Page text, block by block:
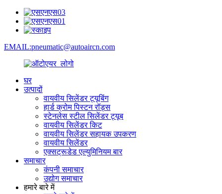
EMAIL:pneumatic@autoaircn.com
घर
उत्पादों
वायवीय सिलेंडर ट्यूबिंग
हार्ड क्रोम पिस्टन रॉड्स
स्टेनलेस स्टील सिलेंडर ट्यूब
वायवीय सिलेंडर किट
वायवीय सिलेंडर सहायक उपकरण
वायवीय सिलेंडर
एक्सट्रूडेड एल्युमिनियम बार
समाचार
कंपनी समाचार
उद्योग समाचार
हमारे बारे में